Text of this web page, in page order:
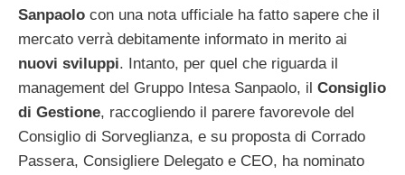
Sanpaolo con una nota ufficiale ha fatto sapere che il
mercato verrà debitamente informato in merito ai
nuovi sviluppi. Intanto, per quel che riguarda il
management del Gruppo Intesa Sanpaolo, il Consiglio
di Gestione, raccogliendo il parere favorevole del
Consiglio di Sorveglianza, e su proposta di Corrado
Passera, Consigliere Delegato e CEO, ha nominato